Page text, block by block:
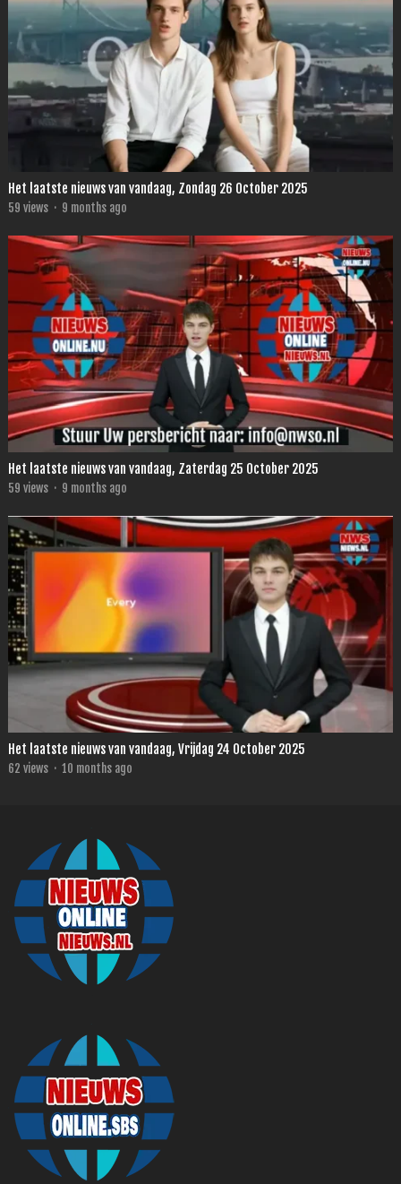
Het laatste nieuws van vandaag, Zondag 26 October 2025
59 views · 9 months ago
Het laatste nieuws van vandaag, Zaterdag 25 October 2025
59 views · 9 months ago
Het laatste nieuws van vandaag, Vrijdag 24 October 2025
62 views · 10 months ago